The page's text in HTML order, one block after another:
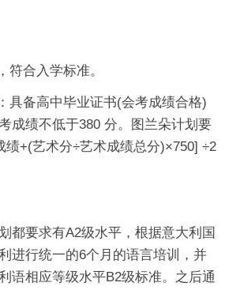
符合入学标准。
具备高中毕业证书(会考成绩合格)
成绩不低于380 分。图兰朵计划要
绩+(艺术分÷艺术成绩总分)×750] ÷2
都要求有A2级水平，根据意大利国
进行统一的6个月的语言培训，并
语相应等级水平B2级标准。之后通